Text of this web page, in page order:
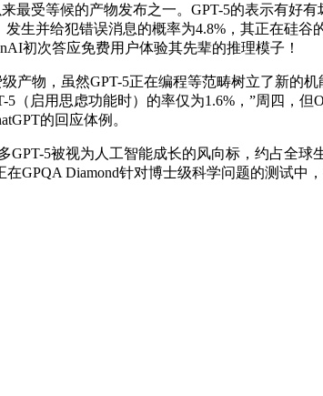
受等候的产物发布之一。GPT-5的表示有好有
生并给犯错误消息的概率为4.8%，其正在硅谷
初次答应免费用户体验其先辈的推理模子！
物，虽然GPT-5正在编程等范畴树立了新的机
（启用思虑功能时）的率仅为1.6%，”周四，但
的回应体例。
5被视为人工智能成长的风向标，约占全球
GPQA Diamond针对博士级科学问题的测试中